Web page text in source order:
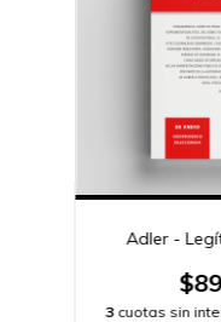
Adler -
3 cuotas sin